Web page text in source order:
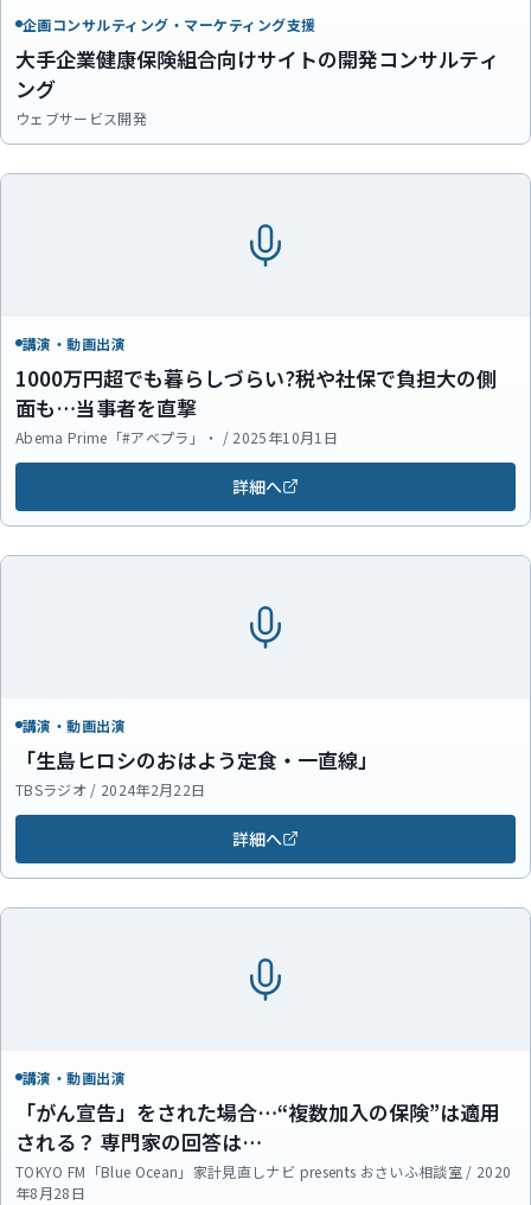
企画コンサルティング・マーケティング支援
大手企業健康保険組合向けサイトの開発コンサルティ
ング
ウェブサービス開発
講演・動画出演
1000万円超でも暮らしづらい?税や社保で負担大の側
面も…当事者を直撃
Abema Prime「#アベプラ」・ / 2025年10月1日
詳細へ
講演・動画出演
「生島ヒロシのおはよう定食・一直線」
TBSラジオ / 2024年2月22日
詳細へ
講演・動画出演
「がん宣告」をされた場合…“複数加入の保険”は適用
される？ 専門家の回答は…
TOKYO FM「Blue Ocean」家計見直しナビ presents おさいふ相談室 / 2020
年8月28日